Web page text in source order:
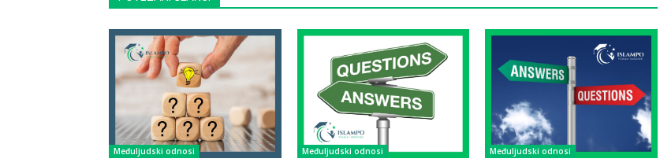
Međuljudski odnosi Međuljudski odnosi Međuljudski odnosi